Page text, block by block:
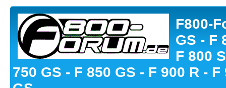
F800-
GS - F
F 800
750 GS - F 850 GS - F 900 R - F